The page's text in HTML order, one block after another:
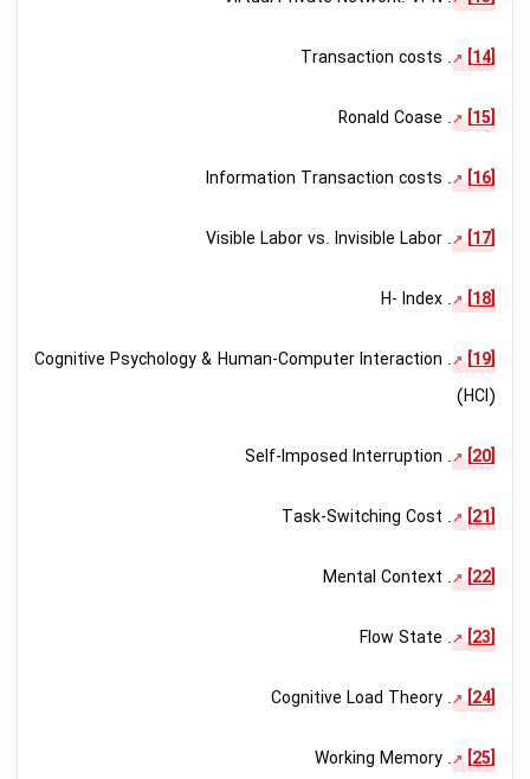
[14]
. Transaction costs
[15]
. Ronald Coase
[16]
. Information Transaction costs
[17]
. Visible Labor vs. Invisible Labor
[18]
. H- Index
[19]
. Cognitive Psychology & Human-Computer Interaction
(HCI)
[20]
. Self-Imposed Interruption
[21]
. Task-Switching Cost
[22]
. Mental Context
[23]
. Flow State
[24]
. Cognitive Load Theory
[25]
. Working Memory